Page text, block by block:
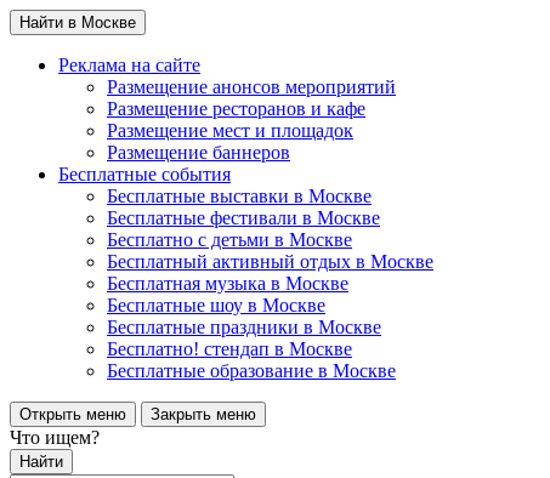
Найти в Москве
Реклама на сайте
Размещение анонсов мероприятий
Размещение ресторанов и кафе
Размещение мест и площадок
Размещение баннеров
Бесплатные события
Бесплатные выставки в Москве
Бесплатные фестивали в Москве
Бесплатно с детьми в Москве
Бесплатный активный отдых в Москве
Бесплатная музыка в Москве
Бесплатные шоу в Москве
Бесплатные праздники в Москве
Бесплатно! стендап в Москве
Бесплатные образование в Москве
Открыть меню Закрыть меню
Что ищем?
Найти